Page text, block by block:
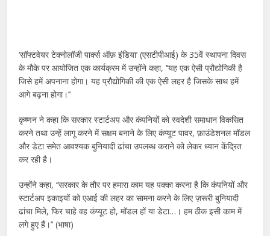
‘सॉफ्टवेयर टेक्नोलॉजी पार्क्स ऑफ़ इंडिया’ (एसटीपीआई) के 35वें स्थापना दिवस
के मौके पर आयोजित एक कार्यक्रम में उन्होंने कहा, ‘‘यह एक ऐसी प्रौद्योगिकी है
जिसे हमें अपनाना होगा। यह प्रौद्योगिकी की एक ऐसी लहर है जिसके साथ हमें
आगे बढ़ना होगा।’’
कृष्णन ने कहा कि सरकार स्टार्टअप और कंपनियों को स्वदेशी समाधान विकसित
करने तथा उन्हें लागू करने में सक्षम बनाने के लिए कंप्यूट पावर, फ़ाउंडेशनल मॉडल
और डेटा समेत आवश्यक बुनियादी ढांचा उपलब्ध कराने को लेकर ध्यान केंद्रित
कर रही है।
उन्होंने कहा, ‘‘सरकार के तौर पर हमारा काम यह पक्का करना है कि कंपनियों और
स्टार्टअप इकाइयों को एआई की लहर का सामना करने के लिए ज़रूरी बुनियादी
ढांचा मिले, फिर चाहे वह कंप्यूट हो, मॉडल हों या डेटा…। हम ठीक इसी काम में
लगे हुए हैं।’’ (भाषा)